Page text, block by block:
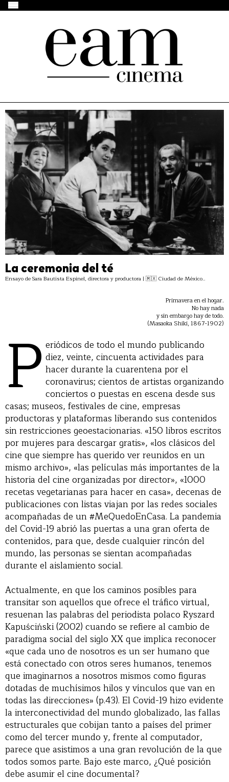
La ceremonia del té
Ensayo de Sara Bautista Espinel, directora y productora | 🇲🇽 Ciudad de México..
Primavera en el hogar.
No hay nada
y sin embargo hay de todo.
(Masaoka Shiki, 1867-1902)
P eriódicos de todo el mundo publicando
diez, veinte, cincuenta actividades para
hacer durante la cuarentena por el
coronavirus; cientos de artistas organizando
conciertos o puestas en escena desde sus
casas; museos, festivales de cine, empresas
productoras y plataformas liberando sus contenidos
sin restricciones geoestacionarias. «150 libros escritos
por mujeres para descargar gratis», «los clásicos del
cine que siempre has querido ver reunidos en un
mismo archivo», «las películas más importantes de la
historia del cine organizadas por director», «1000
recetas vegetarianas para hacer en casa», decenas de
publicaciones con listas viajan por las redes sociales
acompañadas de un #MeQuedoEnCasa. La pandemia
del Covid-19 abrió las puertas a una gran oferta de
contenidos, para que, desde cualquier rincón del
mundo, las personas se sientan acompañadas
durante el aislamiento social.
Actualmente, en que los caminos posibles para
transitar son aquellos que ofrece el tráfico virtual,
resuenan las palabras del periodista polaco Ryszard
Kapuściński (2002) cuando se refiere al cambio de
paradigma social del siglo XX que implica reconocer
«que cada uno de nosotros es un ser humano que
está conectado con otros seres humanos, tenemos
que imaginarnos a nosotros mismos como figuras
dotadas de muchísimos hilos y vínculos que van en
todas las direcciones» (p.43). El Covid-19 hizo evidente
la interconectividad del mundo globalizado, las fallas
estructurales que cobijan tanto a países del primer
como del tercer mundo y, frente al computador,
parece que asistimos a una gran revolución de la que
todos somos parte. Bajo este marco, ¿Qué posición
debe asumir el cine documental?